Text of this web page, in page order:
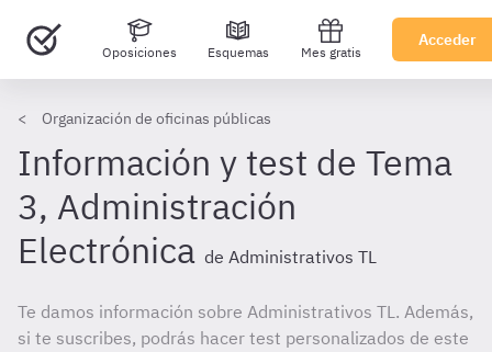
Oposiciones Esquemas Mes gratis
Acceder
Organización de oficinas públicas
Información y test de Tema
3, Administración
Electrónica de Administrativos TL
Te damos información sobre Administrativos TL. Además,
si te suscribes, podrás hacer test personalizados de este